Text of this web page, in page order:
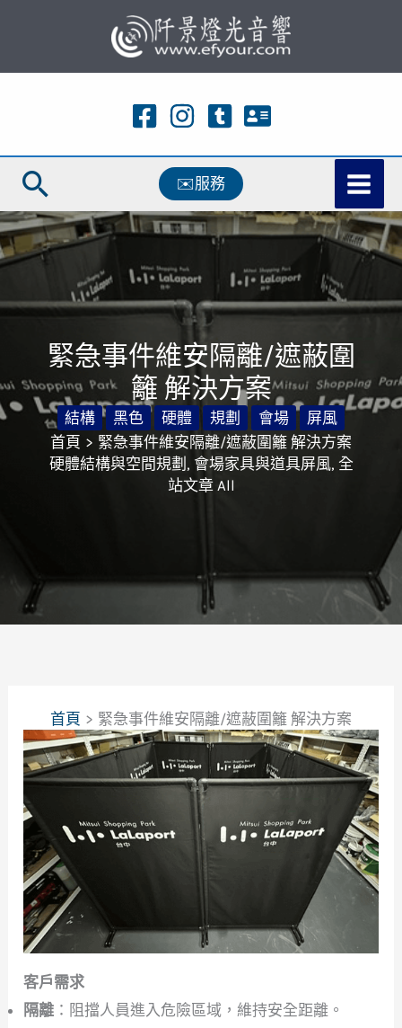
主
容
搜
尋
✉️服務
緊急事件維安隔離/遮蔽圍
籬 解決方案
結構 黑色 硬體 規劃 會場
屏風
首頁
緊急事件維安隔離/遮蔽圍籬 解決方案
硬體結構與空間規劃 , 會場家具與道具屏風, 全
站文章 All
首頁 緊急事件維安隔離/遮蔽圍籬 解決方案
客戶需求
隔離 ：阻擋人員進入危險區域，維持安全距離。